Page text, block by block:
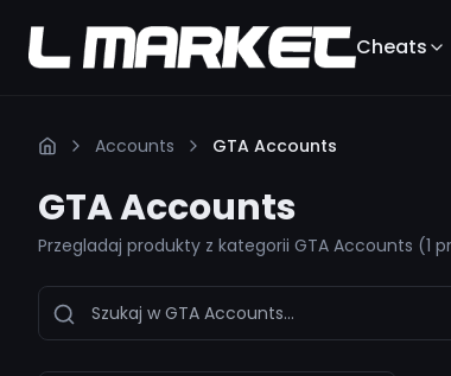
Cheats
Accounts GTA Accounts
GTA Accounts
Przegladaj produkty z kategorii GTA Accounts (1